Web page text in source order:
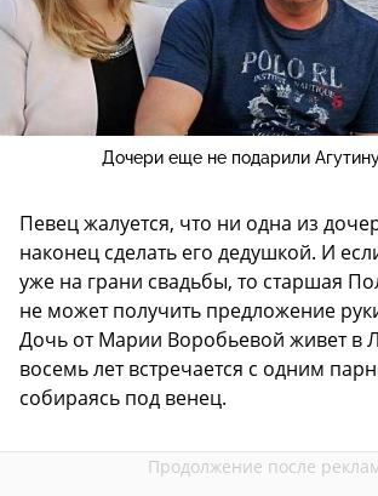
Дочери еще не подарили
Певец жалуется, что ни одна из
наконец сделать его дедушкой. И
уже на грани свадьбы, то старшая
не может получить предложение
Дочь от Марии Воробьевой живет в
восемь лет встречается с одним
собираясь под венец.